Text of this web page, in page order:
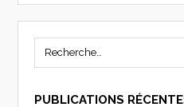
PUBLICATIONS